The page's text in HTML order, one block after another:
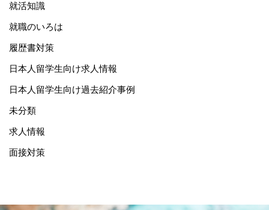
就活知識
就職のいろは
履歴書対策
日本人留学生向け求人情報
日本人留学生向け過去紹介事例
未分類
求人情報
面接対策